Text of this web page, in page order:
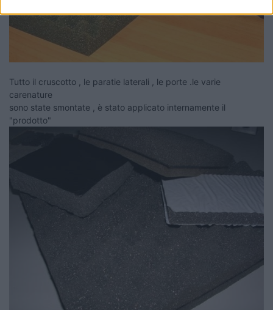
Tutto il cruscotto , le paratie laterali , le porte .le varie
carenature
sono state smontate , è stato applicato internamente il
"prodotto"